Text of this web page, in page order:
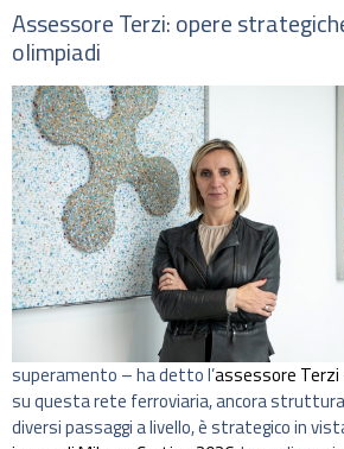
Assessore Terzi: opere
olimpiadi
superamento – ha detto l’assessore Terzi
su questa rete ferroviaria, ancora
diversi passaggi a livello, è strategico in